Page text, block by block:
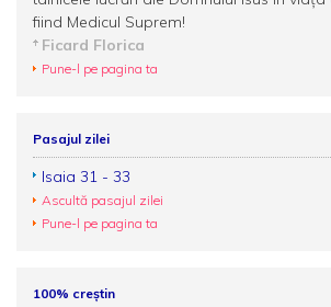
fiind Medicul Suprem!
Ficard Florica
Pune-l pe pagina ta
Pasajul zilei
Isaia 31 - 33
Ascultă pasajul zilei
Pune-l pe pagina ta
100% creștin